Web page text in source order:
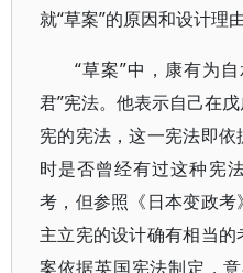
就“草案”的原因和设计理由
“草案”中，康有为
君”宪法。他表示自己在
宪的宪法，这一宪法即
时是否曾经有过这种宪
考，但参照《日本变政
主立宪的设计确有相当
案依据英国宪法制定，